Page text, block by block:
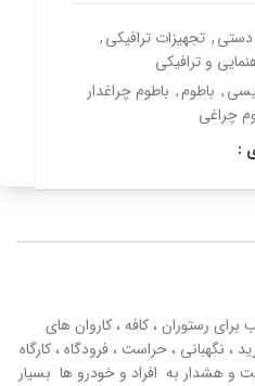
دستی, تجهیزات ترافیکی,
و ترافیکی
, باطوم, باطوم چراغدار
چراغی
:
برای رستوران ، کافه ، کاروان های
، نگهبانی ، حراست ، فرودگاه ، کارگاه
و هشدار به افراد و خودرو ها بسیار